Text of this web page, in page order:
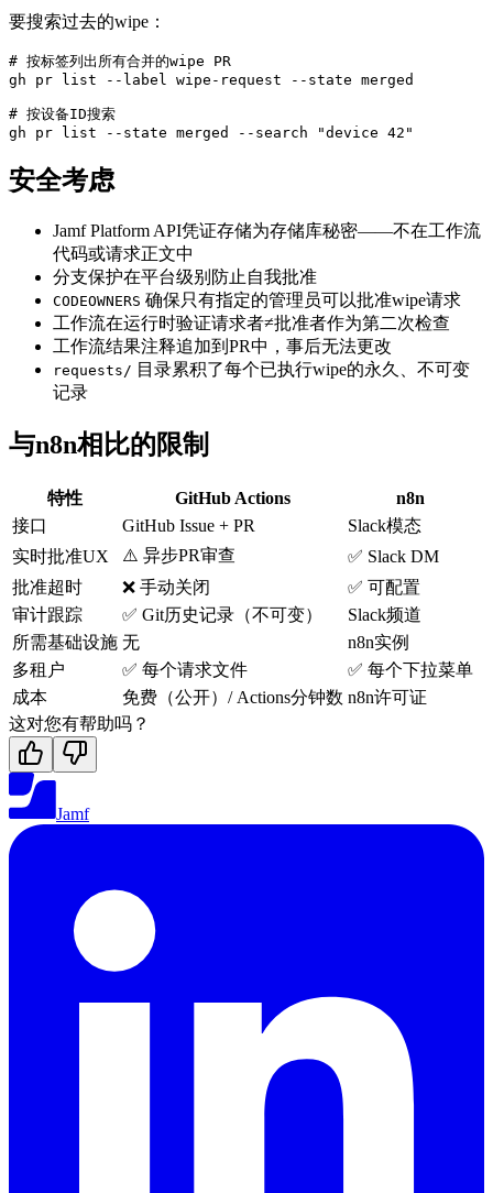
要搜索过去的wipe：
# 按标签列出所有合并的wipe PR
gh pr list --label wipe-request --state merged
# 按设备ID搜索
安全考虑
Jamf Platform API凭证存储为存储库秘密——不在工作流
代码或请求正文中
分支保护在平台级别防止自我批准
CODEOWNERS 确保只有指定的管理员可以批准wipe请求
工作流在运行时验证请求者≠批准者作为第二次检查
工作流结果注释追加到PR中，事后无法更改
requests/ 目录累积了每个已执行wipe的永久、不可变
记录
与n8n相比的限制
特性 GitHub Actions
n8n
接口
GitHub Issue + PR
Slack模态
实时批准UX
⚠️ 异步PR审查
✅ Slack DM
批准超时
❌ 手动关闭
✅ 可配置
审计跟踪
✅ Git历史记录（不可变）
Slack频道
所需基础设施 无
n8n实例
多租户
✅ 每个请求文件
✅ 每个下拉菜单
成本
免费（公开）/ Actions分钟数 n8n许可证
这对您有帮助吗？
Jamf